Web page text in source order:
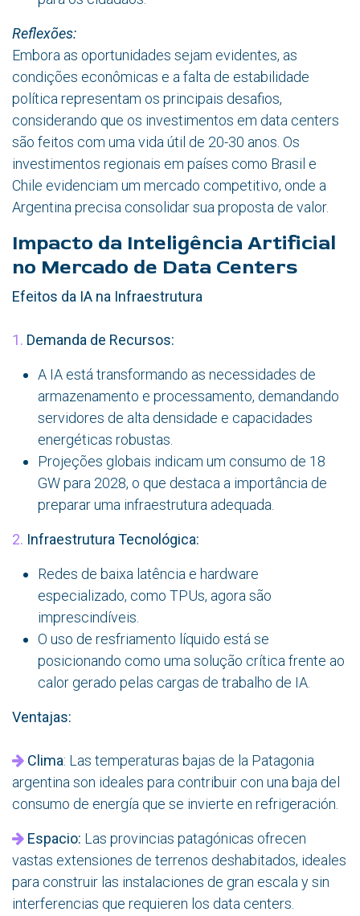
Reflexões:
Embora as oportunidades sejam evidentes, as
condições econômicas e a falta de estabilidade
política representam os principais desafios,
considerando que os investimentos em data centers
são feitos com uma vida útil de 20-30 anos. Os
investimentos regionais em países como Brasil e
Chile evidenciam um mercado competitivo, onde a
Argentina precisa consolidar sua proposta de valor.
Impacto da Inteligência Artificial
no Mercado de Data Centers
Efeitos da IA na Infraestrutura
1. Demanda de Recursos:
A IA está transformando as necessidades de
armazenamento e processamento, demandando
servidores de alta densidade e capacidades
energéticas robustas.
Projeções globais indicam um consumo de 18
GW para 2028, o que destaca a importância de
preparar uma infraestrutura adequada.
2. Infraestrutura Tecnológica:
Redes de baixa latência e hardware
especializado, como TPUs, agora são
imprescindíveis.
O uso de resfriamento líquido está se
posicionando como uma solução crítica frente ao
calor gerado pelas cargas de trabalho de IA.
Ventajas:
Clima: Las temperaturas bajas de la Patagonia
argentina son ideales para contribuir con una baja del
consumo de energía que se invierte en refrigeración.
Espacio: Las provincias patagónicas ofrecen
vastas extensiones de terrenos deshabitados, ideales
para construir las instalaciones de gran escala y sin
interferencias que requieren los data centers.